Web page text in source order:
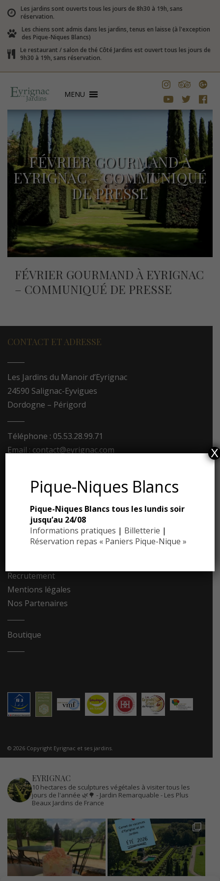
Les jardins sont ouverts tous les jours de 8h30 à 19h, sans
réservation.
Les chiens sont admis dans les jardins, tenus en laisse (à l'exception
des Pique-Niques Blancs)
Le restaurant / salon de thé Côté Jardins est ouvert tous les jours de
9h30 à 19h, sans réservation.
MENU
FÉVRIER GOURMAND À
EYRIGNAC – COMMUNIQUÉ
DE PRESSE
FÉVRIER GOURMAND À EYRIGNAC
– COMMUNIQUÉ DE PRESSE
CONTACT ET ADRESSE
Les Jardins du Manoir d’Eyrignac
24590 Salignac-Eyvigues
Dordogne – Périgord
Téléphone : 05.53.28.99.71
Email : contact@eyrignac.com
Communiqués de presse
Photothèque
Recrutement
Mentions légales
Nos Partenaires
Boutique
© 2026 Copyright Eyrignac et ses jardins.
EYRIGNAC
10 hectares de sculptures végétales à visiter tous les
jours de l'année 🌿🌳 - Jardin Remarquable - Les Plus
Beaux Jardins de France
Pique-Niques Blancs
Pique-Niques Blancs tous les lundis soir
jusqu’au 24/08
Informations pratiques | Billetterie |
Réservation repas « Paniers Pique-Nique »
X